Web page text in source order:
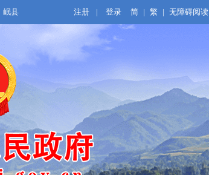
岷县 注册 | 登录 简 | 繁 | 无障碍阅读